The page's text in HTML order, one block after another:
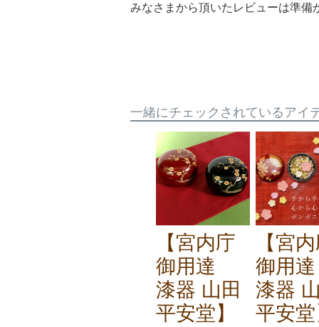
みなさまから頂いたレビューは準備
一緒にチェックされているアイ
【宮内庁
御用達
漆器 山田
平安堂】
【宮
御用
漆器
平安